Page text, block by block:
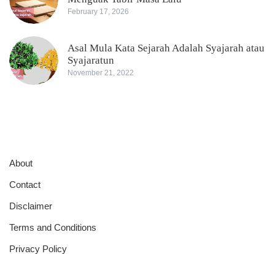
February 17, 2026
Asal Mula Kata Sejarah Adalah Syajarah atau
Syajaratun
November 21, 2022
About
Contact
Disclaimer
Terms and Conditions
Privacy Policy